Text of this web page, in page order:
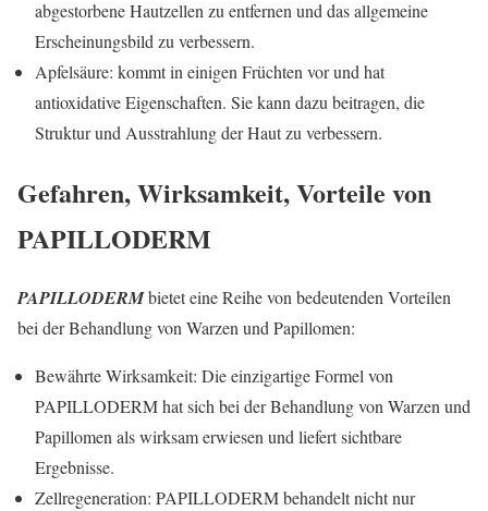
abgestorbene Hautzellen zu entfernen und das allgemeine
Erscheinungsbild zu verbessern.
Apfelsäure: kommt in einigen Früchten vor und hat
antioxidative Eigenschaften. Sie kann dazu beitragen, die
Struktur und Ausstrahlung der Haut zu verbessern.
Gefahren, Wirksamkeit, Vorteile von
PAPILLODERM
PAPILLODERMbietet eine Reihe von bedeutenden Vorteilen
bei der Behandlung von Warzen und Papillomen:
Bewährte Wirksamkeit: Die einzigartige Formel von
PAPILLODERM hat sich bei der Behandlung von Warzen und
Papillomen als wirksam erwiesen und liefert sichtbare
Ergebnisse.
Zellregeneration: PAPILLODERM behandelt nicht nur